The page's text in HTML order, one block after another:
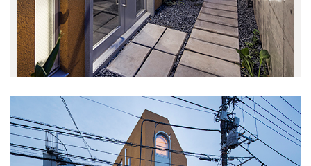
ざらら (3)
三番町のビル (2)
上原の集合住宅Ⅱ (3)
HIROYASHOP KICHIJOJI CELLER (4)
関前テラスハウス
九段南の集合住宅 (2)
中目黒の集合住宅 (2)